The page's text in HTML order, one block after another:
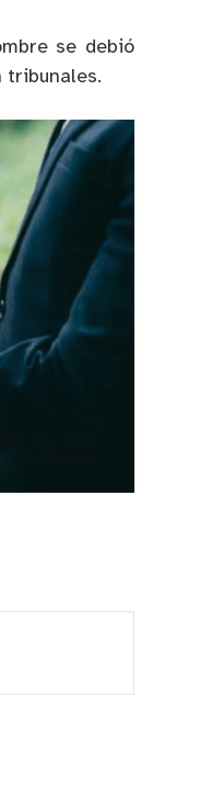
se debió
tribunales.